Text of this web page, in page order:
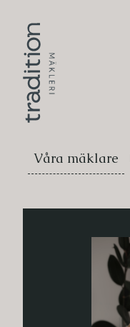
Våra mäklare